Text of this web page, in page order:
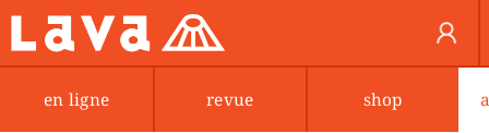
en ligne revue shop